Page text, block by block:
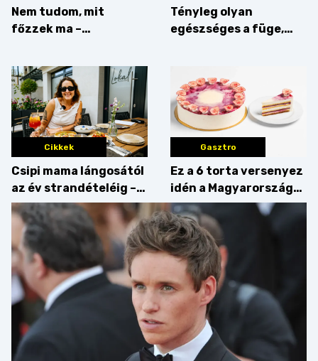
Nem tudom, mit
főzzek ma –
Tényleg olyan
egészséges a füge,
Cikkek
Csipi mama lángosától
az év strandételéig –
idén is felzabáltuk a
Balaton déli partját
Gasztro
Ez a 6 torta versenyez
idén a Magyarország
tortája címért